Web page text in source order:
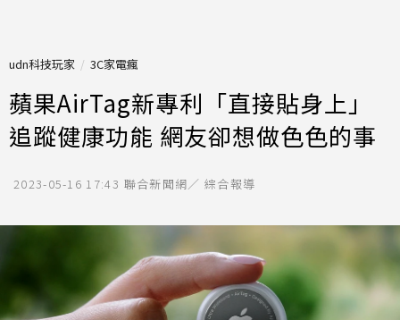
udn科技玩家 3C家電瘋
蘋果AirTag新專利「直接貼身上」
追蹤健康功能 網友卻想做色色的事
2023-05-16 17:43 聯合新聞網／ 綜合報導